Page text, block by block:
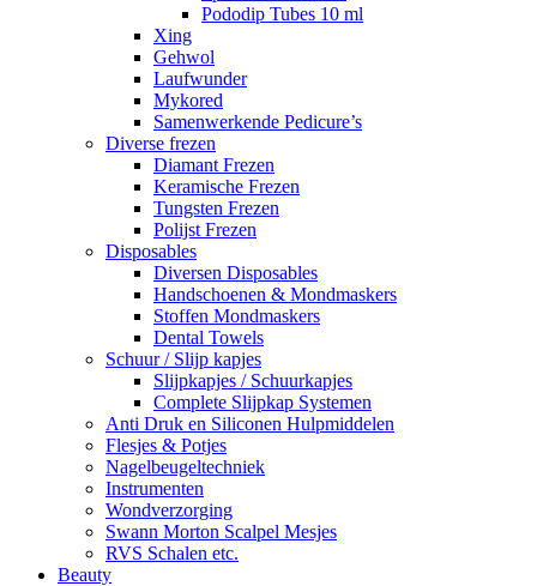
Pododip Tubes 10 ml
Xing
Gehwol
Laufwunder
Mykored
Samenwerkende Pedicure’s
Diverse frezen
Diamant Frezen
Keramische Frezen
Tungsten Frezen
Polijst Frezen
Disposables
Diversen Disposables
Handschoenen & Mondmaskers
Stoffen Mondmaskers
Dental Towels
Schuur / Slijp kapjes
Slijpkapjes / Schuurkapjes
Complete Slijpkap Systemen
Anti Druk en Siliconen Hulpmiddelen
Flesjes & Potjes
Nagelbeugeltechniek
Instrumenten
Wondverzorging
Swann Morton Scalpel Mesjes
RVS Schalen etc.
Beauty